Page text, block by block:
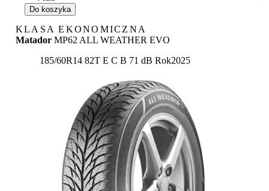
Do koszyka
KLASA EKONOMICZNA
Matador MP62 ALL WEATHER EVO
185/60R14 82T Etykieta:
E C B 71 dB Rok2025